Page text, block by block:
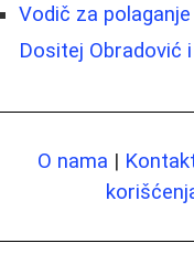
Vodič za
Dositej Obradović
O nama |